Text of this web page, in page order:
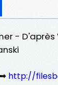
-
http://